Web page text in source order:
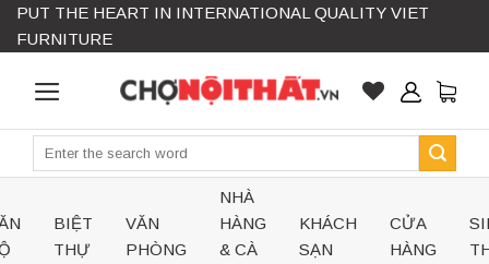
Skip
PUT THE HEART IN INTERNATIONAL QUALITY VIET
FURNITURE
Search
BIỆT
THỰ
VĂN
PHÒNG
NHÀ
HÀNG
& CÀ
KHÁCH
SẠN
CỬA
HÀNG